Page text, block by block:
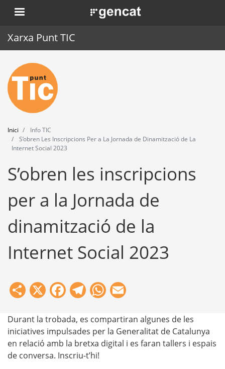
Vés
al
. Obre en una nova finestra.
Xarxa Punt TIC
Inici
Punt TIC
Actualitat
Agenda
Eines
Inici
Info TIC
S’obren Les Inscripcions Per a La Jornada de Dinamització de La
Internet Social 2023
S’obren les inscripcions
per a la Jornada de
dinamització de la
Internet Social 2023
Share
X Facebook
Telegram
WhatsApp
Durant la trobada, es compartiran algunes de les
iniciatives impulsades per la Generalitat de Catalunya
en relació amb la bretxa digital i es faran tallers i espais
de conversa. Inscriu-t’hi!